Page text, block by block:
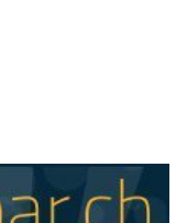
Aargau für